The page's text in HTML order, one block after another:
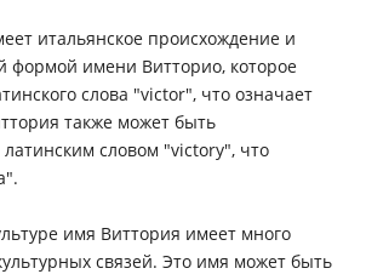
итальянское происхождение и
формой имени Витторио, которое
слова "victor", что означает
также может быть
словом "victory", что
имя Виттория имеет много
связей. Это имя может быть